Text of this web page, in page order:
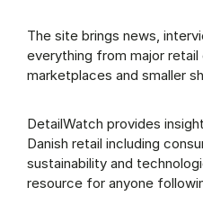
The site brings news,
everything from major retail
marketplaces and smaller
DetailWatch provides
Danish retail including
sustainability and
resource for anyone